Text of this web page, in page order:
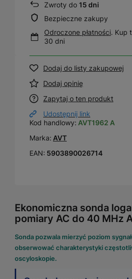
Zwroty do 15 dni
Bezpieczne zakupy
Odroczone płatności. Kup
30 dni
Dodaj do listy zakupowej
Dodaj opinię
Zapytaj o ten produkt
Udostępnij link
Kod handlowy: AVT1962 A
Marka: AVT
EAN: 5903890026714
Ekonomiczna sonda
pomiary AC do 40 MHz
Sonda pozwala mierzyć poziom
obserwować charakterystyki
oscyloskopie.